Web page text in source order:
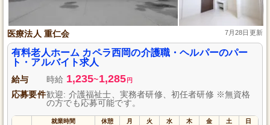
医療法人 重仁会 7月28日更新
有料老人ホーム カペラ西岡の介護職・ヘルパーのパー
ト・アルバイト求人
給与 時給 1,235~1,285 円
応募要件歓迎: 介護福祉士、実務者研修、初任者研修 ※無資格
の方でも応募可能です。
就業時間 休憩 月 火 水 木 金 土 日